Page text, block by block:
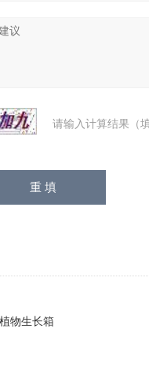
请输入计算结果（
物生长箱